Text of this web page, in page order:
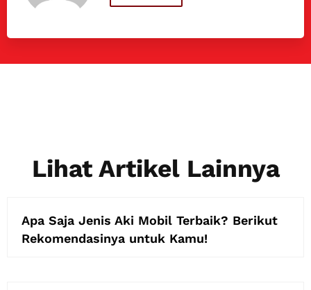
Lihat Artikel Lainnya
Apa Saja Jenis Aki Mobil Terbaik? Berikut
Rekomendasinya untuk Kamu!